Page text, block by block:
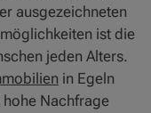
ausgezeichneten
ist die
jeden Alters.
in Egeln
Nachfrage